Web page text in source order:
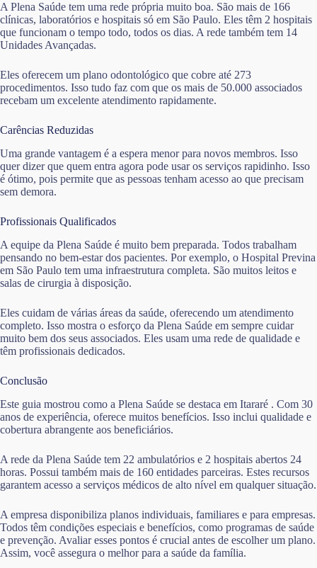
A Plena Saúde tem uma rede própria muito boa. São mais de 166
clínicas, laboratórios e hospitais só em São Paulo. Eles têm 2 hospitais
que funcionam o tempo todo, todos os dias. A rede também tem 14
Unidades Avançadas.
Eles oferecem um plano odontológico que cobre até 273
procedimentos. Isso tudo faz com que os mais de 50.000 associados
recebam um excelente atendimento rapidamente.
Carências Reduzidas
Uma grande vantagem é a espera menor para novos membros. Isso
quer dizer que quem entra agora pode usar os serviços rapidinho. Isso
é ótimo, pois permite que as pessoas tenham acesso ao que precisam
sem demora.
Profissionais Qualificados
A equipe da Plena Saúde é muito bem preparada. Todos trabalham
pensando no bem-estar dos pacientes. Por exemplo, o Hospital Previna
em São Paulo tem uma infraestrutura completa. São muitos leitos e
salas de cirurgia à disposição.
Eles cuidam de várias áreas da saúde, oferecendo um atendimento
completo. Isso mostra o esforço da Plena Saúde em sempre cuidar
muito bem dos seus associados. Eles usam uma rede de qualidade e
têm profissionais dedicados.
Conclusão
Este guia mostrou como a Plena Saúde se destaca em Itararé . Com 30
anos de experiência, oferece muitos benefícios. Isso inclui qualidade e
cobertura abrangente aos beneficiários.
A rede da Plena Saúde tem 22 ambulatórios e 2 hospitais abertos 24
horas. Possui também mais de 160 entidades parceiras. Estes recursos
garantem acesso a serviços médicos de alto nível em qualquer situação.
A empresa disponibiliza planos individuais, familiares e para empresas.
Todos têm condições especiais e benefícios, como programas de saúde
e prevenção. Avaliar esses pontos é crucial antes de escolher um plano.
Assim, você assegura o melhor para a saúde da família.